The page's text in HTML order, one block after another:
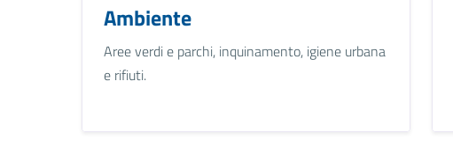
Ambiente
Aree verdi e parchi, inquinamento, igiene urbana
e rifiuti.